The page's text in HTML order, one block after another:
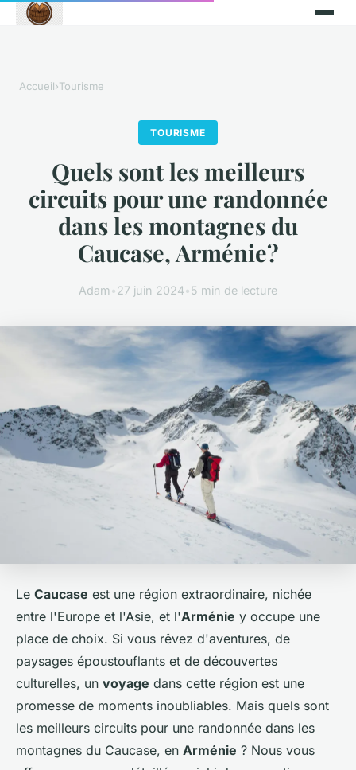
Accueil›Tourisme
TOURISME
Quels sont les meilleurs
circuits pour une randonnée
dans les montagnes du
Caucase, Arménie?
Adam•27 juin 2024•5 min de lecture
Le Caucase est une région extraordinaire, nichée
entre l'Europe et l'Asie, et l'Arménie y occupe une
place de choix. Si vous rêvez d'aventures, de
paysages époustouflants et de découvertes
culturelles, un voyage dans cette région est une
promesse de moments inoubliables. Mais quels sont
les meilleurs circuits pour une randonnée dans les
montagnes du Caucase, en Arménie ? Nous vous